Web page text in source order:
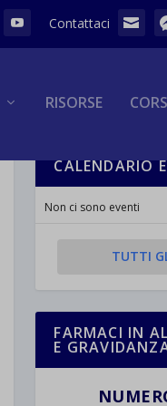
RISORSE
CALENDARIO
Non ci sono eventi
TUTTI
FARMACI IN
E